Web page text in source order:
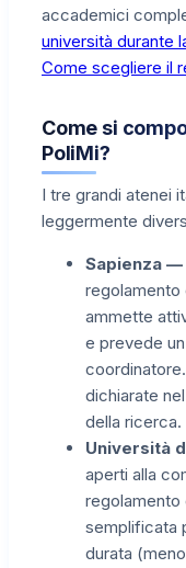
accademici
università durante
Come scegliere il
Come si
PoliMi?
I tre grandi atenei
leggermente
Sapienza —
regolamento
ammette
e prevede
dichiarate
della ricerca.
Università
aperti alla
regolamento
semplificata
durata